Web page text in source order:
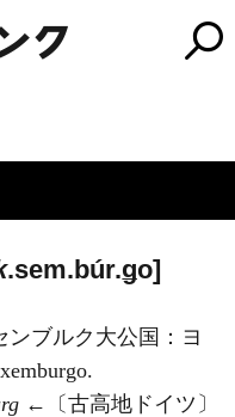
.sem.búr.ǥo]
ンブルク大公国：ヨ
←〔古高地ドイツ〕